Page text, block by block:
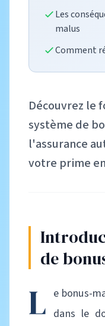
Les
malus
Comment
Découvrez le
système de
l'assurance
votre prime
de
L e bonus-
dans le